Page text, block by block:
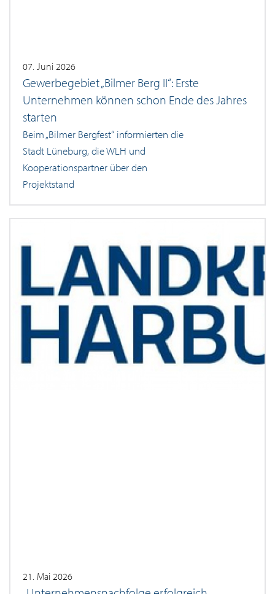
07. Juni 2026
Gewerbegebiet „Bilmer Berg II“: Erste
Unternehmen können schon Ende des Jahres
starten
Beim „Bilmer Bergfest“ informierten die
Stadt Lüneburg, die WLH und
Kooperationspartner über den
Projektstand
21. Mai 2026